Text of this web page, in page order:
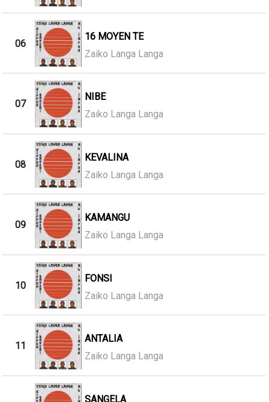
06
16 MOYEN TE
Zaiko Langa Langa
07
NIBE
Zaiko Langa Langa
08
KEVALINA
Zaiko Langa Langa
09
KAMANGU
Zaiko Langa Langa
10
FONSI
Zaiko Langa Langa
11
ANTALIA
Zaiko Langa Langa
SANGELA